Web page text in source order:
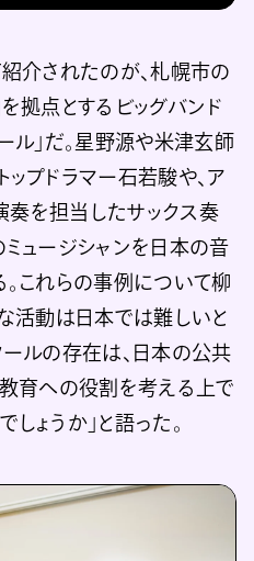
介されたのが、札幌市の
拠点とするビッグバンド
ル」だ。星野源や米津玄師
プドラマー石若駿や、ア
奏を担当したサックス奏
ュージシャンを日本の音
これらの事例について柳
活動は日本では難しいと
ルの存在は、日本の公共
育への役割を考える上で
ょうか」と語った。